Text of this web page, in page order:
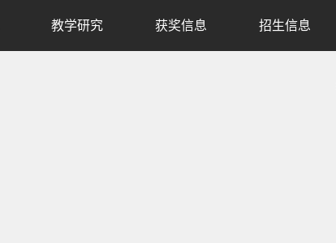
教学研究 获奖信息 招生信息